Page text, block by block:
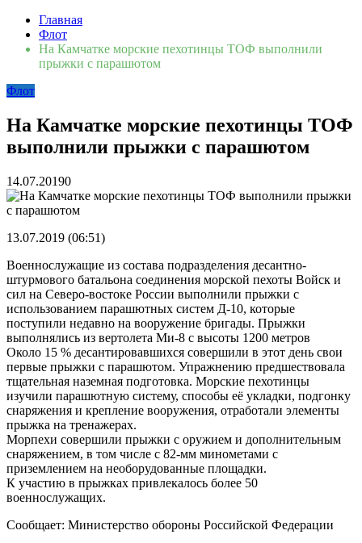
Главная
Флот
На Камчатке морские пехотинцы ТОФ выполнили
прыжки с парашютом
Флот
На Камчатке морские пехотинцы ТОФ
выполнили прыжки с парашютом
14.07.20190
13.07.2019 (06:51)
Военнослужащие из состава подразделения десантно-
штурмового батальона соединения морской пехоты Войск и
сил на Северо-востоке России выполнили прыжки с
использованием парашютных систем Д-10, которые
поступили недавно на вооружение бригады. Прыжки
выполнялись из вертолета Ми-8 с высоты 1200 метров
Около 15 % десантировавшихся совершили в этот день свои
первые прыжки с парашютом. Упражнению предшествовала
тщательная наземная подготовка. Морские пехотинцы
изучили парашютную систему, способы её укладки, подгонку
снаряжения и крепление вооружения, отработали элементы
прыжка на тренажерах.
Морпехи совершили прыжки с оружием и дополнительным
снаряжением, в том числе с 82-мм минометами с
приземлением на необорудованные площадки.
К участию в прыжках привлекалось более 50
военнослужащих.
Сообщает: Министерство обороны Российской Федерации